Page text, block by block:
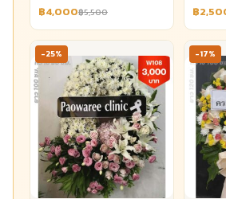
฿4,000฿5,500 ฿
-25% -17%